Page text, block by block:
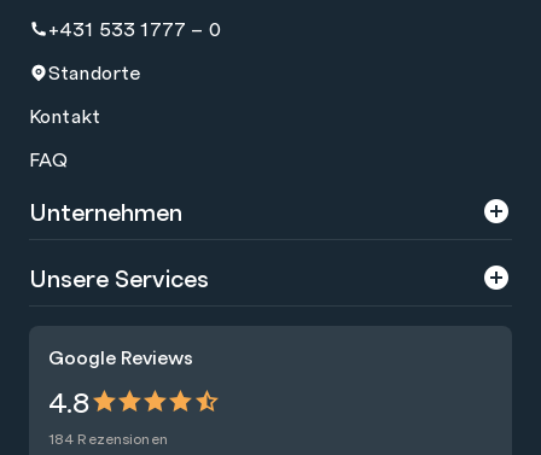
Google Reviews
4.8
184 Rezensionen
+431 533 1777 – 0
Standorte
Kontakt
FAQ
Unternehmen
Über uns
Presse
Nachhaltigkeit
Blog
Unsere Services